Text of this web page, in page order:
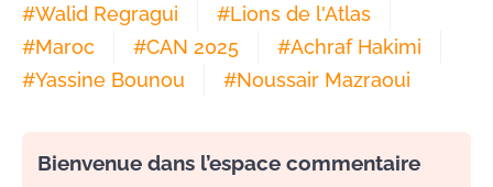
#Walid Regragui #Lions de l'Atlas
#Maroc #CAN 2025 #Achraf Hakimi
#Yassine Bounou #Noussair Mazraoui
Bienvenue dans l’espace commentaire